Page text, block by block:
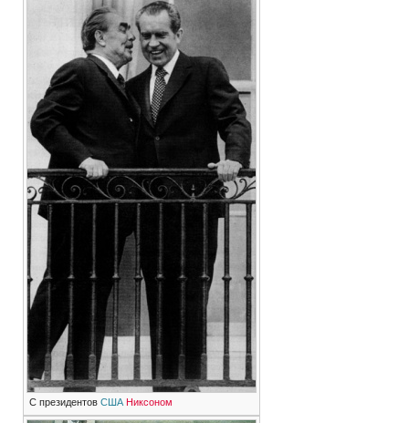
С президентов США Никсоном